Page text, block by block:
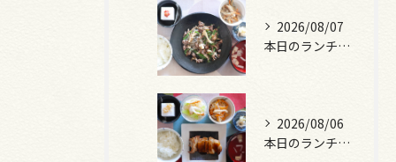
2026/08/07
本日のランチは、黒毛和牛のチャプチェ！
2026/08/06
本日のランチは、照焼きチキン！